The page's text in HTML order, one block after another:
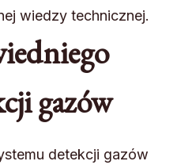
wiedzy technicznej.
gazów
detekcji gazów